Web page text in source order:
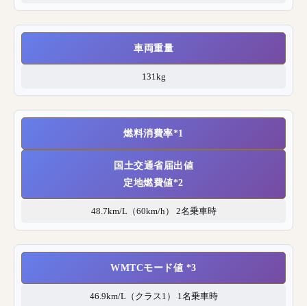
車両重量
131kg
燃料消費率*1
国土交通省届出値
定地燃費値*2
48.7km/L（60km/h） 2名乗車時
WMTCモード値 *3
46.9km/L（クラス1） 1名乗車時